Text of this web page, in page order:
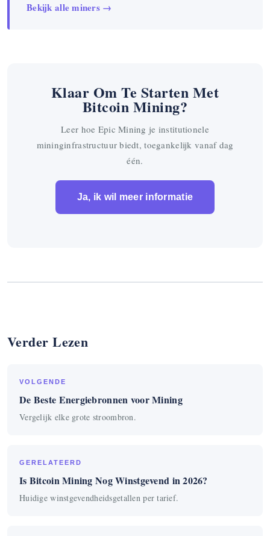
Bekijk alle miners →
Klaar Om Te Starten Met
Bitcoin Mining?
Leer hoe Epic Mining je institutionele
mininginfrastructuur biedt, toegankelijk vanaf dag
één.
Ja, ik wil meer informatie
Verder Lezen
VOLGENDE
De Beste Energiebronnen voor Mining
Vergelijk elke grote stroombron.
GERELATEERD
Is Bitcoin Mining Nog Winstgevend in 2026?
Huidige winstgevendheidsgetallen per tarief.